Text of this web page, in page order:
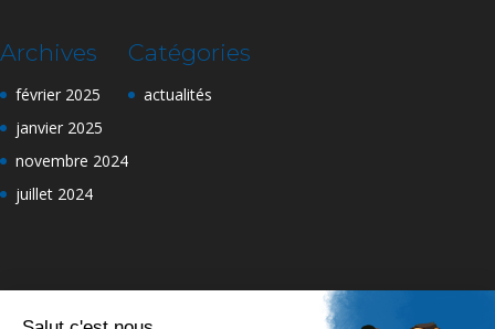
Archives
février 2025
janvier 2025
novembre 2024
juillet 2024
Catégories
actualités